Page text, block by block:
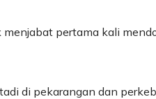
pertama kali
di pekarangan dan